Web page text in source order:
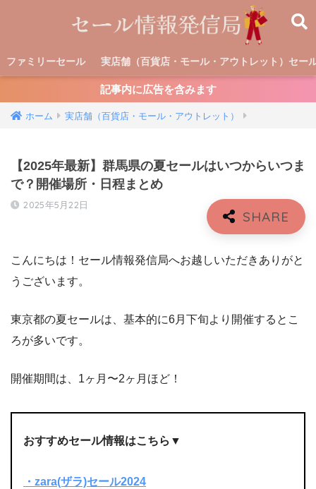
ファミリーセール 実店舗（百貨店・モール・アウトレット）セー
記事内に広告を含みます
ホーム 実店舗（百貨店・モール・アウトレット）
【2025年最新】群馬県の夏セールはいつからいつま
で？開催場所・日程まとめ
2025年5月22日
こんにちは！セール情報発信局へお越しいただきありがと
うございます。
東京都の夏セールは、基本的に6月下旬より開催するとこ
ろが多いです。
開催期間は、1ヶ月〜2ヶ月ほど！
おすすめセール情報はこちら▼
・zara(ザラ)セール2024